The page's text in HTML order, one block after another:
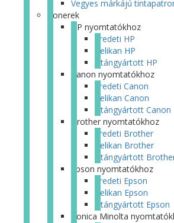
Vegyes márkájú
Tonerek
HP nyomtatókhoz
Eredeti HP
Pelikan HP
Utángyártott HP
Canon nyomtatókhoz
Eredeti Canon
Pelikan Canon
Utángyártott Canon
Brother nyomtatókhoz
Eredeti Brother
Pelikan Brother
Utángyártott
Epson nyomtatókhoz
Eredeti Epson
Pelikan Epson
Utángyártott Epson
Konica Minolta